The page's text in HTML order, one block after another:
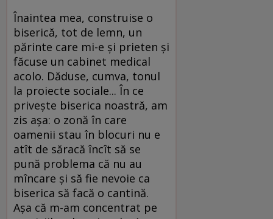
Înaintea mea, construise o
biserică, tot de lemn, un
părinte care mi-e şi prieten şi
făcuse un cabinet medical
acolo. Dăduse, cumva, tonul
la proiecte sociale... În ce
priveşte biserica noastră, am
zis aşa: o zonă în care
oamenii stau în blocuri nu e
atît de săracă încît să se
pună problema că nu au
mîncare şi să fie nevoie ca
biserica să facă o cantină.
Aşa că m-am concentrat pe